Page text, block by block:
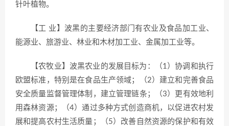
针叶植物。
【工 业】波黑的主要经济部门有农业及食品加工业、
能源业、旅游业、林业和木材加工业、金属加工业等。
【农牧业】波黑农业的发展目标为：（1）协调和执行
欧盟标准，特别是在食品生产领域；（2）建立和完善食品
安全质量监督管理体制，建立管理链条；（3）更有效地利
用森林资源；（4）通过多种方式创造商机，以促进农村发
展和提高农村生活质量；（5）改善自然资源的保护和有效